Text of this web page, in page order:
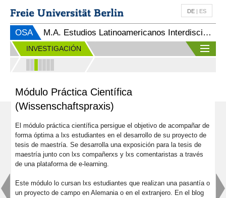
DE | ES
OSA M.A. Estudios Latinoamericanos Interdisciplinarios (SPO 2023)
INVESTIGACIÓN
Módulo Práctica Científica
(Wissenschaftspraxis)
El módulo práctica científica persigue el objetivo de acompañar de
forma óptima a lxs estudiantes en el desarrollo de su proyecto de
tesis de maestría. Se desarrolla una exposición para la tesis de
maestría junto con lxs compañerxs y lxs comentaristas a través
de una plataforma de e-learning.
Este módulo lo cursan lxs estudiantes que realizan una pasantía o
un proyecto de campo en Alemania o en el extranjero. En el blog